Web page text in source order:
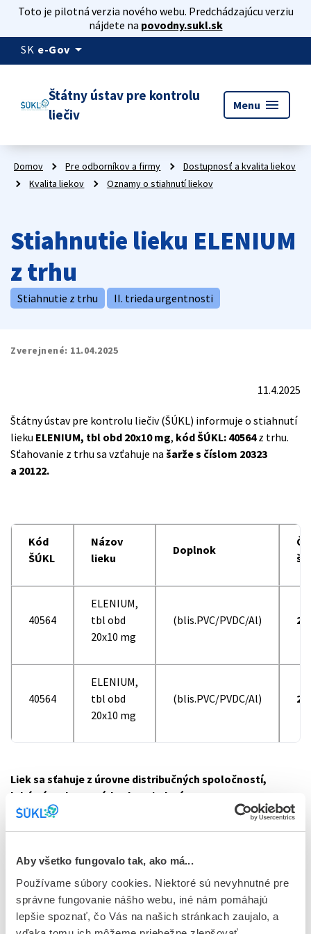
Aby všetko fungovalo tak, ako má...
Používame súbory cookies. Niektoré sú nevyhnutné pre
správne fungovanie nášho webu, iné nám pomáhajú
lepšie spoznať, čo Vás na našich stránkach zaujalo, a
Toto je pilotná verzia nového webu. Predchádzajúcu verziu
nájdete na povodny.sukl.sk
SK e-Gov arrow_drop_down
Štátny ústav pre kontrolu
liečiv
Menu menu
Domov Pre odborníkov a firmy
Dostupnosť a kvalita liekov
Kvalita liekov
Oznamy o stiahnutí liekov
Stiahnutie lieku ELENIUM
z trhu
Stiahnutie z trhu II. trieda urgentnosti
Zverejnené: 11.04.2025
11.4.2025
Štátny ústav pre kontrolu liečiv (ŠÚKL) informuje o stiahnutí
lieku ELENIUM, tbl obd 20x10 mg, kód ŠÚKL: 40564z trhu.
Sťahovanie z trhu sa vzťahuje na šarže s číslom 20323
a 20122.
Kód
ŠÚKL
Názov
lieku
Doplnok
40564
ELENIUM,
tbl obd
20x10 mg
(blis.PVC/PVDC/Al)
40564
ELENIUM,
tbl obd
20x10 mg
(blis.PVC/PVDC/Al)
Liek sa sťahuje z úrovne distribučných spoločností,
lekární a zdravotníckych zariadení.
lieku v parametri disolúcie.
Na čo sa liek používa
Liek obsahuje liečivo chlórdiazepoxid, ktoré má anxiolytické,